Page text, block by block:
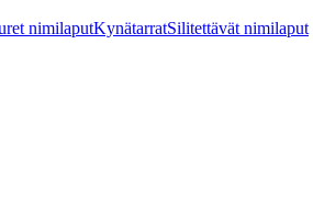
nimilaputKynätarratSilitettävät nimilaput